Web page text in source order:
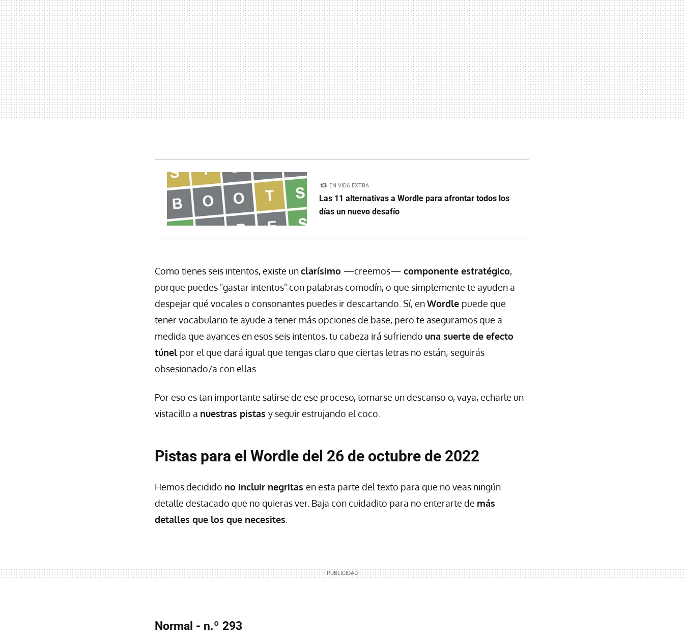
EN VIDA EXTRA
Las 11 alternativas a Wordle para afrontar todos los
días un nuevo desafío
Como tienes seis intentos, existe unclarísimo —creemos— componente estratégico,
porque puedes "gastar intentos" con palabras comodín, o que simplemente te ayuden a
despejar qué vocales o consonantes puedes ir descartando. Sí, enWordle puede que
tener vocabulario te ayude a tener más opciones de base, pero te aseguramos que a
medida que avances en esos seis intentos, tu cabeza irá sufriendo una suerte de efecto
túnel por el que dará igual que tengas claro que ciertas letras no están; seguirás
obsesionado/a con ellas.
Por eso es tan importante salirse de ese proceso, tomarse un descanso o, vaya, echarle un
vistacillo a nuestras pistas y seguir estrujando el coco.
Pistas para el Wordle del 26 de octubre de 2022
Hemos decidido no incluir negritas en esta parte del texto para que no veas ningún
detalle destacado que no quieras ver. Baja con cuidadito para no enterarte de más
detalles que los que necesites
Normal - n.º 293